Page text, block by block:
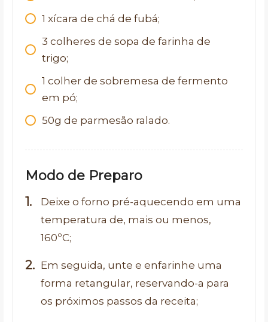
1 xícara de chá de fubá;
3 colheres de sopa de farinha de
trigo;
1 colher de sobremesa de fermento
em pó;
50g de parmesão ralado.
Modo de Preparo
Deixe o forno pré-aquecendo em uma
temperatura de, mais ou menos,
160ºC;
Em seguida, unte e enfarinhe uma
forma retangular, reservando-a para
os próximos passos da receita;